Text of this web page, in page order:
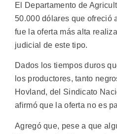
El Departamento de
50.000 dólares que ofreció
fue la oferta más alta
judicial de este tipo.
Dados los tiempos duros
los productores, tanto
Hovland, del Sindicato
afirmó que la oferta no es
Agregó que, pese a que